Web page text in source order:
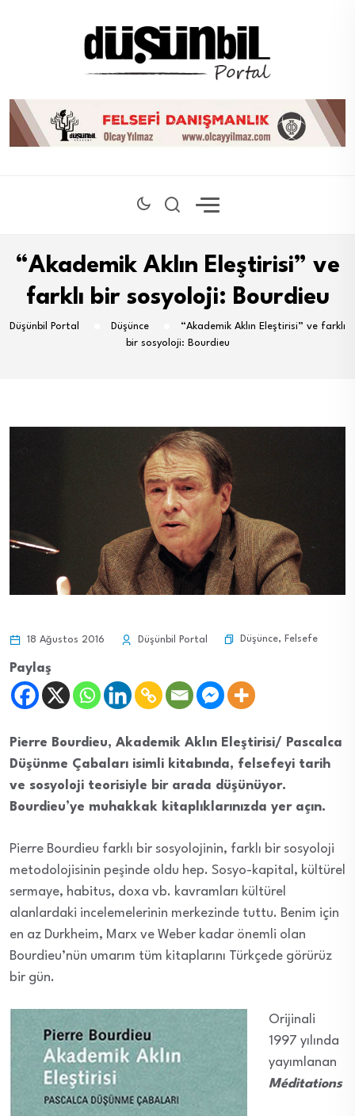
“Akademik Aklın Eleştirisi” ve
farklı bir sosyoloji: Bourdieu
Düşünbil Portal Düşünce
“Akademik Aklın Eleştirisi” ve farklı
bir sosyoloji: Bourdieu
18 Ağustos 2016 Düşünbil Portal Düşünce, Felsefe
Paylaş
Pierre Bourdieu, Akademik Aklın Eleştirisi/ Pascalca
Düşünme Çabaları isimli kitabında, felsefeyi tarih
ve sosyoloji teorisiyle bir arada düşünüyor.
Bourdieu’ye muhakkak kitaplıklarınızda yer açın.
Pierre Bourdieu farklı bir sosyolojinin, farklı bir sosyoloji
metodolojisinin peşinde oldu hep. Sosyo-kapital, kültürel
sermaye, habitus, doxa vb. kavramları kültürel
alanlardaki incelemelerinin merkezinde tuttu. Benim için
en az Durkheim, Marx ve Weber kadar önemli olan
Bourdieu’nün umarım tüm kitaplarını Türkçede görürüz
bir gün.
Orijinali
1997 yılında
yayımlanan
Méditations